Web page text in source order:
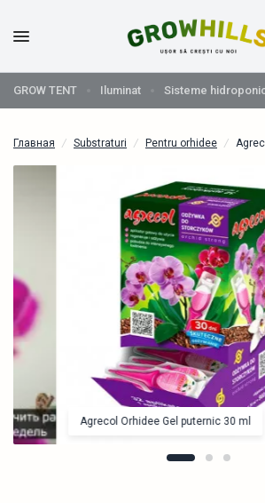
GROW TENT Iluminat Sisteme
Главная / Substraturi / Pentru orhidee /
Agrecol Orhidee Gel puternic 30 ml